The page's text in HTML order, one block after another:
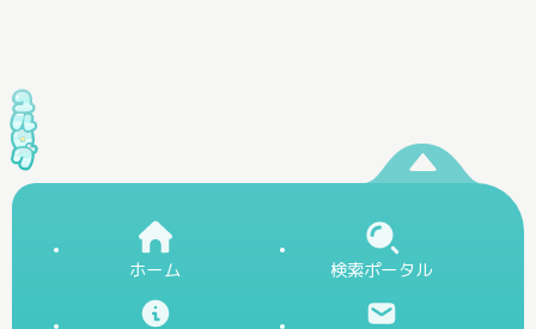
ホーム 検索ポータル